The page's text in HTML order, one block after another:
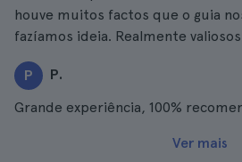
houve muitos factos que o guia
fazíamos ideia. Realmente valiosos
P P.
Grande experiência, 100%
Ver mais